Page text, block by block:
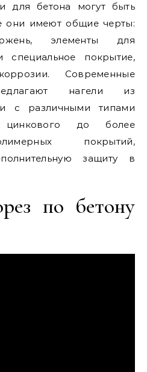
для бетона могут быть
они имеют общие черты:
элементы для
покрытие,
Современные
нагели из
с различными типами
до более
покрытий,
защиту в
по бетону